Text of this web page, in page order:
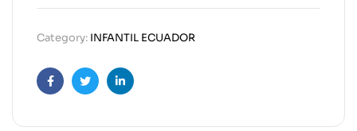
Category: INFANTIL ECUADOR
FacebookTwitterLinkedin